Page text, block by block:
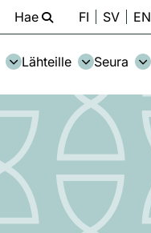
Hae FI SV EN
Lähteille Seura